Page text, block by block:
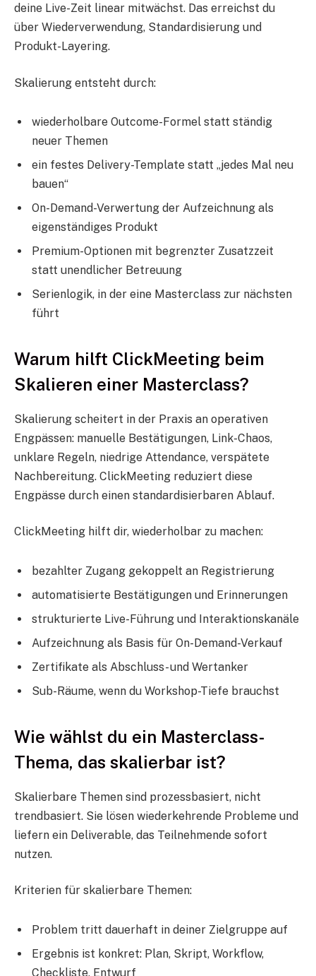
deine Live-Zeit linear mitwächst. Das erreichst du
über Wiederverwendung, Standardisierung und
Produkt-Layering.
Skalierung entsteht durch:
wiederholbare Outcome-Formel statt ständig
neuer Themen
ein festes Delivery-Template statt „jedes Mal neu
bauen“
On-Demand-Verwertung der Aufzeichnung als
eigenständiges Produkt
Premium-Optionen mit begrenzter Zusatzzeit
statt unendlicher Betreuung
Serienlogik, in der eine Masterclass zur nächsten
führt
Warum hilft ClickMeeting beim
Skalieren einer Masterclass?
Skalierung scheitert in der Praxis an operativen
Engpässen: manuelle Bestätigungen, Link-Chaos,
unklare Regeln, niedrige Attendance, verspätete
Nachbereitung. ClickMeeting reduziert diese
Engpässe durch einen standardisierbaren Ablauf.
ClickMeeting hilft dir, wiederholbar zu machen:
bezahlter Zugang gekoppelt an Registrierung
automatisierte Bestätigungen und Erinnerungen
strukturierte Live-Führung und Interaktionskanäle
Aufzeichnung als Basis für On-Demand-Verkauf
Zertifikate als Abschluss- und Wertanker
Sub-Räume, wenn du Workshop-Tiefe brauchst
Wie wählst du ein Masterclass-
Thema, das skalierbar ist?
Skalierbare Themen sind prozessbasiert, nicht
trendbasiert. Sie lösen wiederkehrende Probleme und
liefern ein Deliverable, das Teilnehmende sofort
nutzen.
Kriterien für skalierbare Themen:
Problem tritt dauerhaft in deiner Zielgruppe auf
Ergebnis ist konkret: Plan, Skript, Workflow,
Checkliste, Entwurf